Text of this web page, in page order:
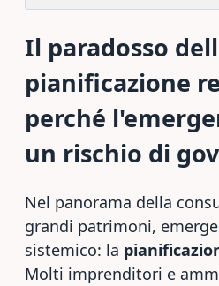
Il paradosso
pianificazione
perché
un rischio di
Nel panorama della
grandi patrimoni,
sistemico: la
Molti imprenditori e